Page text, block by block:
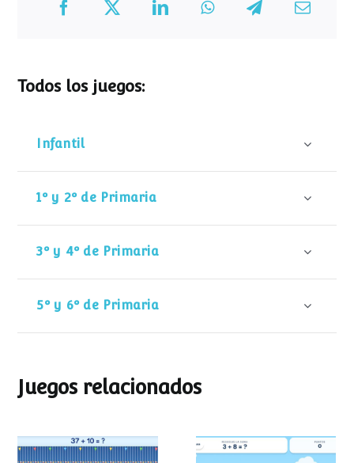
Todos los juegos:
Infantil
1º y 2º de Primaria
3º y 4º de Primaria
5º y 6º de Primaria
Juegos relacionados